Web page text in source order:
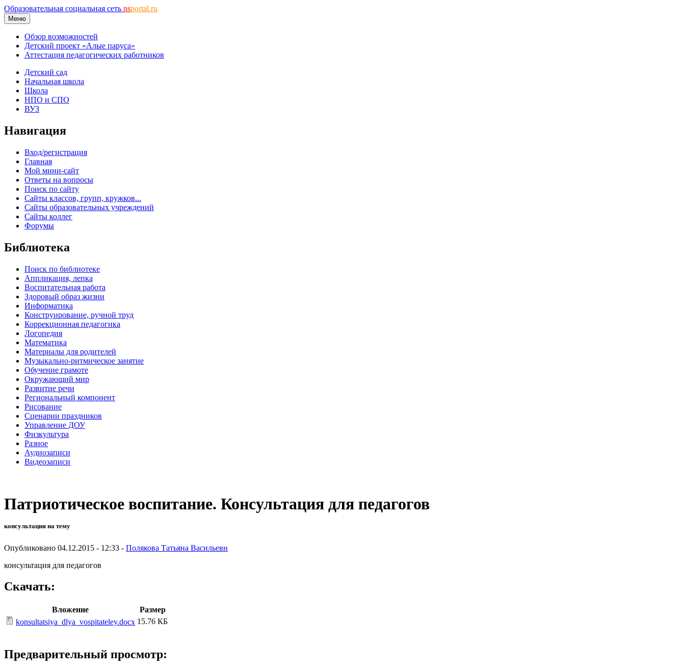
Образовательная социальная сеть nsportal.ru
Меню
Обзор возможностей
Детский проект «Алые паруса»
Аттестация педагогических работников
Детский сад
Начальная школа
Школа
НПО и СПО
ВУЗ
Навигация
Вход/регистрация
Главная
Мой мини-сайт
Ответы на вопросы
Поиск по сайту
Сайты классов, групп, кружков...
Сайты образовательных учреждений
Сайты коллег
Форумы
Библиотека
Поиск по библиотеке
Аппликация, лепка
Воспитательная работа
Здоровый образ жизни
Информатика
Конструирование, ручной труд
Коррекционная педагогика
Логопедия
Математика
Материалы для родителей
Музыкально-ритмическое занятие
Обучение грамоте
Окружающий мир
Развитие речи
Региональный компонент
Рисование
Сценарии праздников
Управление ДОУ
Физкультура
Разное
Аудиозаписи
Видеозаписи
Патриотическое воспитание. Консультация для педагогов
консультация на тему
Опубликовано 04.12.2015 - 12:33 - Полякова Татьяна Васильевн
консультация для педагогов
Скачать:
Вложение
Размер
konsultatsiya_dlya_vospitateley.docx 15.76 КБ
Предварительный просмотр: